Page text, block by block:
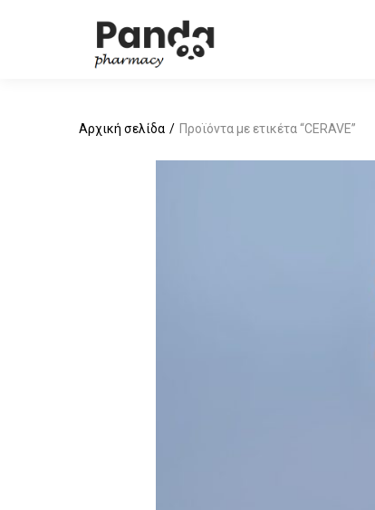
Αρχική σελίδα Προϊόντα με ετικέτα “CERAVE”